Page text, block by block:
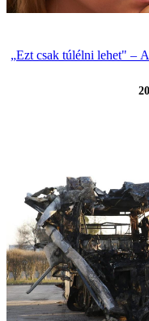
„Ezt csak túlélni lehet" –